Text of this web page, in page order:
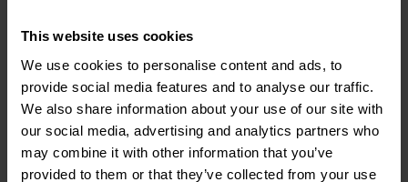
This website uses cookies
We use cookies to personalise content and ads, to
provide social media features and to analyse our traffic.
We also share information about your use of our site with
our social media, advertising and analytics partners who
may combine it with other information that you’ve
provided to them or that they’ve collected from your use
Hyresperioden löper tillsvidare, faktureras per månad
Avsluta hyresperioden när du vill, med enbart en
månads uppsägningstid
Vi levererar, monterar och returnerar